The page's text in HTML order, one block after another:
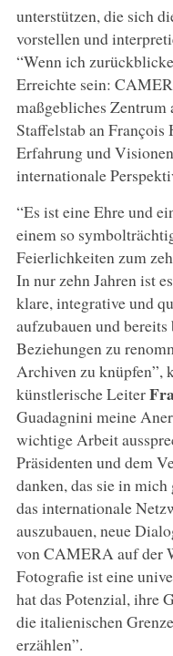
unterstützen, die sich
vorstellen und
“Wenn ich
Erreichte sein:
maßgebliches Zentrum
Staffelstab an François
Erfahrung und
internationale
“Es ist eine Ehre und
einem so
Feierlichkeiten zum
In nur zehn Jahren ist
klare, integrative und
aufzubauen und
Beziehungen zu
Archiven zu knüpfen”,
künstlerische Leiter
Guadagnini meine
wichtige Arbeit
Präsidenten und dem
danken, das sie in
das internationale
auszubauen, neue
von CAMERA auf der
Fotografie ist eine
hat das Potenzial, ihre
die italienischen
erzählen”.